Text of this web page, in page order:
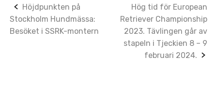
Post
navigation
Höjdpunkten på
Stockholm Hundmässa:
Besöket i SSRK-montern
Hög tid för European
Retriever Championship
2023. Tävlingen går av
stapeln i Tjeckien 8 – 9
februari 2024.